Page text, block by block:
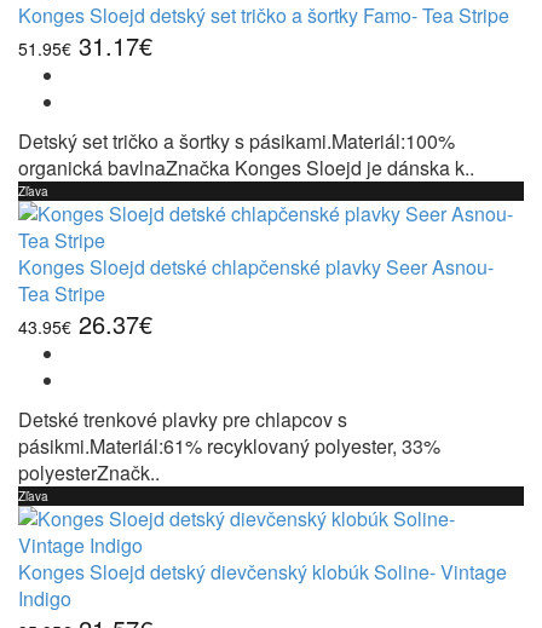
Konges Sloejd detský set tričko a šortky Famo- Tea Stripe
51.95€ 31.17€
Detský set tričko a šortky s pásikami.Materiál:100%
organická bavlnaZnačka Konges Sloejd je dánska k..
Zľava
Konges Sloejd detské chlapčenské plavky Seer Asnou-
Tea Stripe
43.95€ 26.37€
Detské trenkové plavky pre chlapcov s
pásikmi.Materiál:61% recyklovaný polyester, 33%
polyesterZnačk..
Zľava
Konges Sloejd detský dievčenský klobúk Soline- Vintage
Indigo